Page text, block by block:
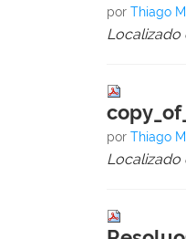
porThiago
Localizado
porThiago
Localizado